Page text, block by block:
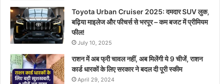
Toyota Urban Cruiser 2025: दमदार SUV लुक,
बढ़िया माइलेज और फीचर्स से भरपूर – कम बजट में प्रीमियम
फील!
July 10, 2025
राशन में अब फ्री चावल नहीं, अब मिलेंगी ये 9 चीजें, राशन
कार्ड धारकों के लिए सरकार ने बदल दी पूरी स्कीम
April 29, 2024